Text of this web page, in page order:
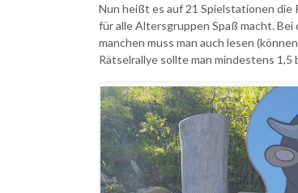
Nun heißt es auf 21 Spielstationen
für alle Altersgruppen Spaß macht.
manchen muss man auch lesen
Rätselrallye sollte man mindestens 1,5